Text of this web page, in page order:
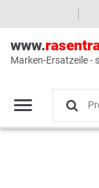
www.
Marken-Ersatzeile -